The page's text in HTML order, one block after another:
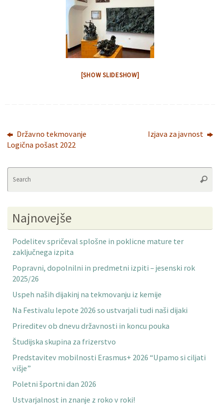
[SHOW SLIDESHOW]
Državno tekmovanje
Logična pošast 2022
Izjava za javnost
Najnovejše
Podelitev spričeval splošne in poklicne mature ter
zaključnega izpita
Popravni, dopolnilni in predmetni izpiti – jesenski rok
2025/26
Uspeh naših dijakinj na tekmovanju iz kemije
Na Festivalu lepote 2026 so ustvarjali tudi naši dijaki
Prireditev ob dnevu državnosti in koncu pouka
Študijska skupina za frizerstvo
Predstavitev mobilnosti Erasmus+ 2026 “Upamo si ciljati
višje”
Poletni športni dan 2026
Ustvarjalnost in znanje z roko v roki!